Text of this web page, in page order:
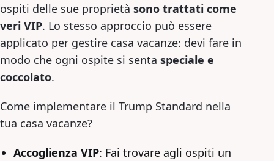
ospiti delle sue proprietà sono trattati come
veri VIP. Lo stesso approccio può essere
applicato per gestire casa vacanze: devi fare in
modo che ogni ospite si senta speciale e
coccolato.
Come implementare il Trump Standard nella
tua casa vacanze?
Accoglienza VIP: Fai trovare agli ospiti un